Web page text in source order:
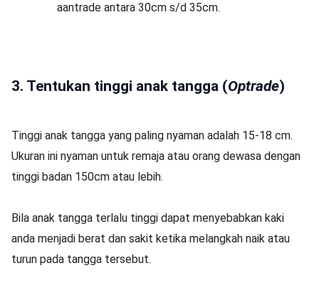
aantrade antara 30cm s/d 35cm.
3. Tentukan tinggi anak tangga (Optrade)
Tinggi anak tangga yang paling nyaman adalah 15-18 cm.
Ukuran ini nyaman untuk remaja atau orang dewasa dengan
tinggi badan 150cm atau lebih.
Bila anak tangga terlalu tinggi dapat menyebabkan kaki
anda menjadi berat dan sakit ketika melangkah naik atau
turun pada tangga tersebut.